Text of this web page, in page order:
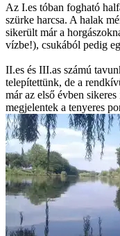
Az I.es tóban fogható
szürke harcsa. A halak
sikerült már a
vízbe!), csukából pedig
II.es és III.as számú
telepítettünk, de a
már az első évben
megjelentek a tenyeres